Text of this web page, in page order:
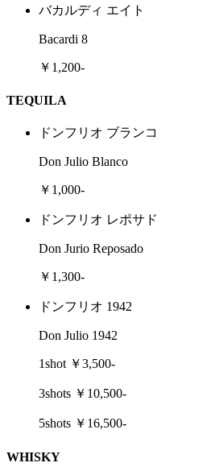
バカルディ エイト
Bacardi 8
￥1,200-
TEQUILA
ドンフリオ ブランコ
Don Julio Blanco
￥1,000-
ドンフリオ レポサド
Don Jurio Reposado
￥1,300-
ドンフリオ 1942
Don Julio 1942
1shot ￥3,500-
3shots ￥10,500-
5shots ￥16,500-
WHISKY